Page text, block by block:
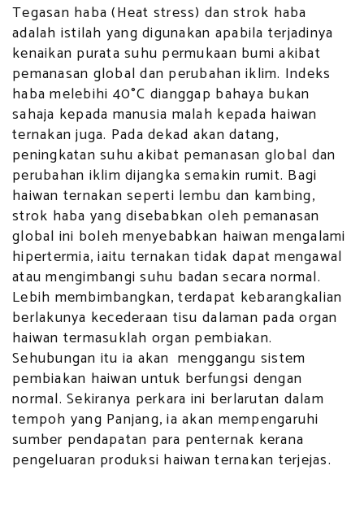
Tegasan haba (Heat stress) dan strok haba
adalah istilah yang digunakan apabila terjadinya
kenaikan purata suhu permukaan bumi akibat
pemanasan global dan perubahan iklim. Indeks
haba melebihi 40°C dianggap bahaya bukan
sahaja kepada manusia malah kepada haiwan
ternakan juga. Pada dekad akan datang,
peningkatan suhu akibat pemanasan global dan
perubahan iklim dijangka semakin rumit. Bagi
haiwan ternakan seperti lembu dan kambing,
strok haba yang disebabkan oleh pemanasan
global ini boleh menyebabkan haiwan mengalami
hipertermia, iaitu ternakan tidak dapat mengawal
atau mengimbangi suhu badan secara normal.
Lebih membimbangkan, terdapat kebarangkalian
berlakunya kecederaan tisu dalaman pada organ
haiwan termasuklah organ pembiakan.
Sehubungan itu ia akan menggangu sistem
pembiakan haiwan untuk berfungsi dengan
normal. Sekiranya perkara ini berlarutan dalam
tempoh yang Panjang, ia akan mempengaruhi
sumber pendapatan para penternak kerana
pengeluaran produksi haiwan ternakan terjejas.